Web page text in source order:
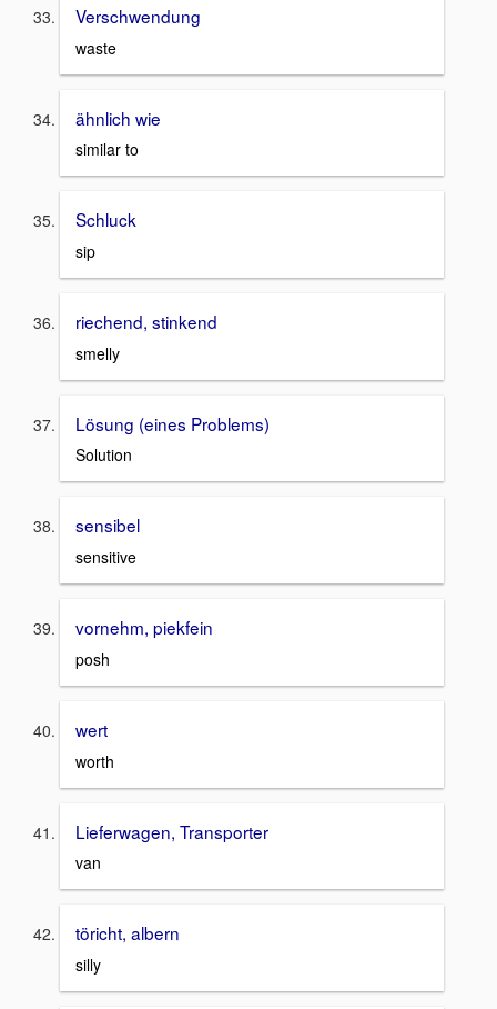
Verschwendung
waste
ähnlich wie
similar to
Schluck
sip
riechend, stinkend
smelly
Lösung (eines Problems)
Solution
sensibel
sensitive
vornehm, piekfein
posh
wert
worth
Lieferwagen, Transporter
van
töricht, albern
silly